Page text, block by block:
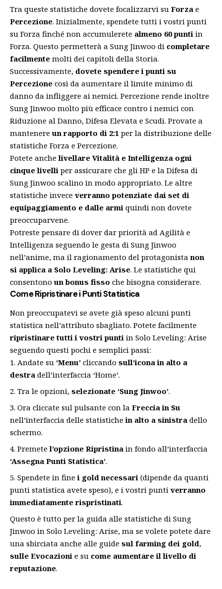
Tra queste statistiche dovete focalizzarvi su Forza e
Percezione. Inizialmente, spendete tutti i vostri punti
su Forza finché non accumulerete almeno 60 punti in
Forza. Questo permetterà a Sung Jinwoo di completare
facilmente molti dei capitoli della Storia.
Successivamente, dovete spendere i punti su
Percezione così da aumentare il limite minimo di
danno da infliggere ai nemici. Percezione rende inoltre
Sung Jinwoo molto più efficace contro i nemici con
Riduzione al Danno, Difesa Elevata e Scudi. Provate a
mantenere un rapporto di 2:1 per la distribuzione delle
statistiche Forza e Percezione.
Potete anchelivellare Vitalità e Intelligenza ogni
cinque livelli per assicurare che gli HP e la Difesa di
Sung Jinwoo scalino in modo appropriato. Le altre
statistiche invece verranno potenziate dai set di
equipaggiamento e dalle armi quindi non dovete
preoccuparvene.
Potreste pensare di dover dar priorità ad Agilità e
Intelligenza seguendo le gesta di Sung Jinwoo
nell’anime, ma il ragionamento del protagonistanon
si applica a Solo Leveling: Arise. Le statistiche qui
consentono un bonus fisso che bisogna considerare.
Come Ripristinare i Punti Statistica
Non preoccupatevi se avete già speso alcuni punti
statistica nell’attributo sbagliato. Potete facilmente
ripristinare tutti i vostri punti in Solo Leveling: Arise
seguendo questi pochi e semplici passi:
Andate su ‘Menu’ cliccando sull’icona in alto a
destra dell’interfaccia ‘Home’.
Tra le opzioni, selezionate ‘Sung Jinwoo’.
Ora cliccate sul pulsante con la Freccia in Su
nell’interfaccia delle statistichein alto a sinistra dello
schermo.
Premetel’opzione Ripristina in fondo all’interfaccia
‘Assegna Punti Statistica’.
Spendete in finei gold necessari (dipende da quanti
punti statistica avete speso), e i vostri punti verranno
immediatamente rispristinati.
Questo è tutto per la guida alle statistiche di Sung
Jinwoo in Solo Leveling: Arise, ma se volete potete dare
una sbirciata anche alle guide sul farming dei gold,
sulle Evocazioni e su come aumentare il livello di
reputazione.